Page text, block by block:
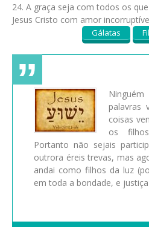
A graça seja com todos os
Jesus Cristo com amor
Gálatas
palavras
coisas
os
Portanto não sejais
outrora éreis trevas, mas
andai como filhos da luz
em toda a bondade, e